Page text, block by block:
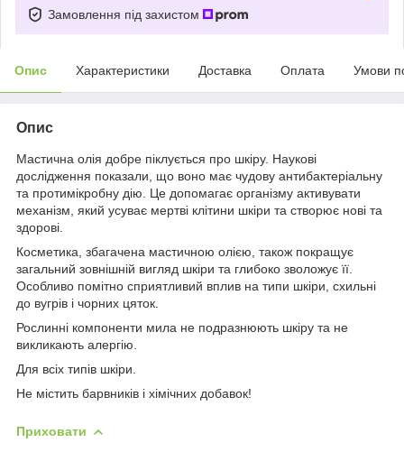
Замовлення під захистом
Опис Характеристики Доставка Оплата Умови
Опис
Мастична олія добре піклується про шкіру. Наукові
дослідження показали, що воно має чудову антибактеріальну
та протимікробну дію. Це допомагає організму активувати
механізм, який усуває мертві клітини шкіри та створює нові та
здорові.
Косметика, збагачена мастичною олією, також покращує
загальний зовнішній вигляд шкіри та глибоко зволожує її.
Особливо помітно сприятливий вплив на типи шкіри, схильні
до вугрів і чорних цяток.
Рослинні компоненти мила не подразнюють шкіру та не
викликають алергію.
Для всіх типів шкіри.
Не містить барвників і хімічних добавок!
Приховати